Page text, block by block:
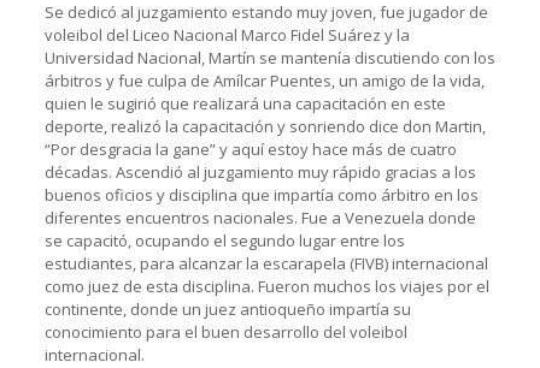
Se dedicó al juzgamiento estando muy joven, fue jugador de
voleibol del Liceo Nacional Marco Fidel Suárez y la
Universidad Nacional, Martín se mantenía discutiendo con los
árbitros y fue culpa de Amílcar Puentes, un amigo de la vida,
quien le sugirió que realizará una capacitación en este
deporte, realizó la capacitación y sonriendo dice don Martin,
“Por desgracia la gane” y aquí estoy hace más de cuatro
décadas. Ascendió al juzgamiento muy rápido gracias a los
buenos oficios y disciplina que impartía como árbitro en los
diferentes encuentros nacionales. Fue a Venezuela donde
se capacitó, ocupando el segundo lugar entre los
estudiantes, para alcanzar la escarapela (FIVB) internacional
como juez de esta disciplina. Fueron muchos los viajes por el
continente, donde un juez antioqueño impartía su
conocimiento para el buen desarrollo del voleibol
internacional.